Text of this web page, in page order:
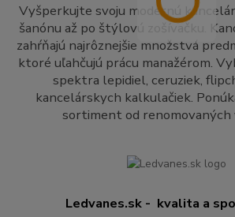
Vyšperkujte svoju modernú
šanónu až po štýlovú zošívačku.
zahŕňajú najrôznejšie množstvá
ktoré uľahčujú prácu manažérom.
spektra lepidiel, ceruziek,
kancelárskych kalkulačiek.
sortiment od renomovaných
Ledvanes.sk - kvalita a